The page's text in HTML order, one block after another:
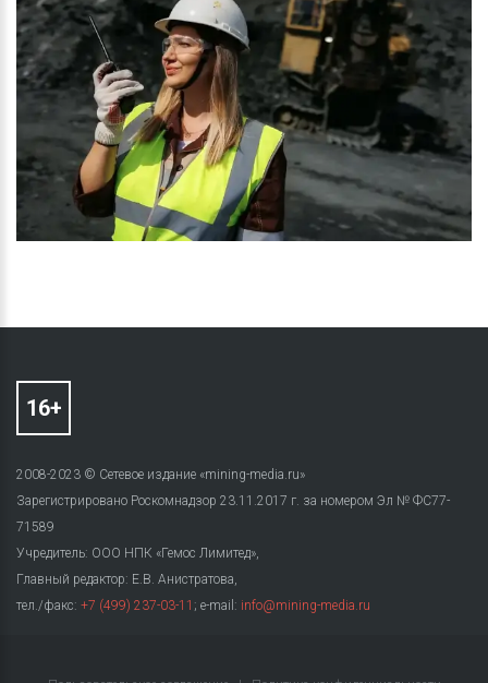
2008-2023 © Сетевое издание «mining-media.ru»
Зарегистрировано Роскомнадзор 23.11.2017 г. за номером Эл № ФС77-
71589
Учредитель: ООО НПК «Гемос Лимитед»,
Главный редактор: Е.В. Анистратова,
тел./факс: +7 (499) 237-03-11 ; e-mail: info@mining-media.ru